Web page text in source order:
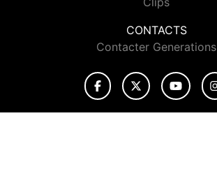
CONTACTS
Contacter Generations